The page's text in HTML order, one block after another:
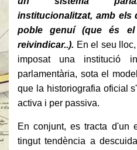
institucionalitzat, amb els
poble genuí (que és
reivindicar..). En el seu
imposat una institució
parlamentària, sota el
que la historiografia oficial
activa i per passiva.
En conjunt, es tracta d'un
tingut tendència a